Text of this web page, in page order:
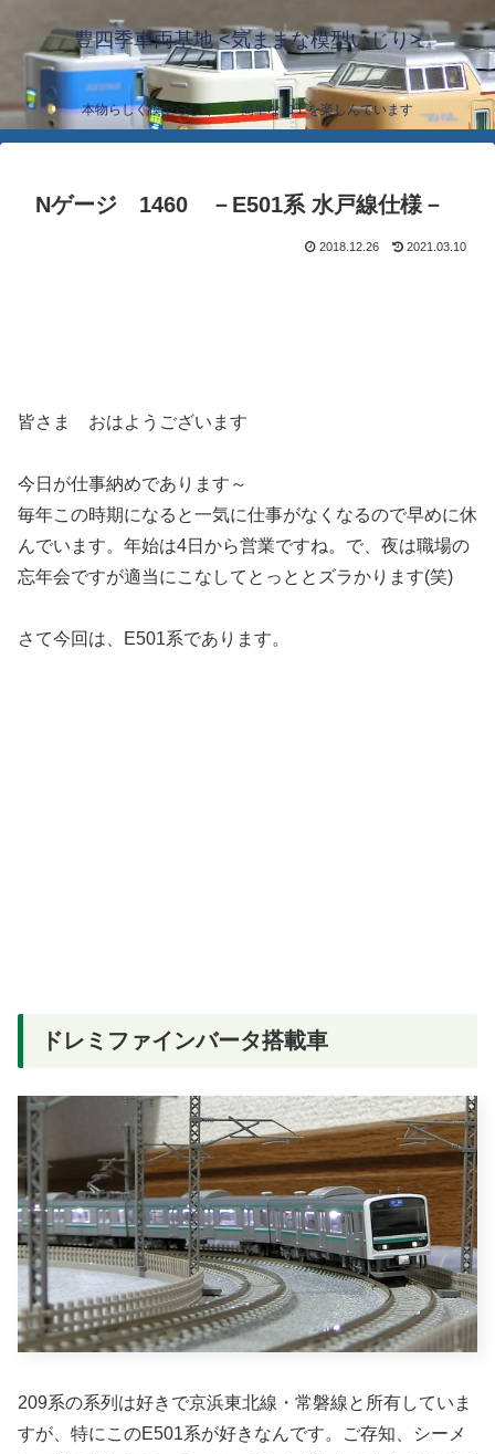
豊四季車両基地 <気ままな模型いじり>
本物らしく模型らしく… 簡単な加工を楽しんでいます
Nゲージ 1460 －E501系 水戸線仕様－
2018.12.26 2021.03.10
皆さま おはようございます
今日が仕事納めであります～
毎年この時期になると一気に仕事がなくなるので早めに休
んでいます。年始は4日から営業ですね。で、夜は職場の
忘年会ですが適当にこなしてとっととズラかります(笑)
さて今回は、E501系であります。
ドレミファインバータ搭載車
209系の系列は好きで京浜東北線・常磐線と所有していま
すが、特にこのE501系が好きなんです。ご存知、シーメ